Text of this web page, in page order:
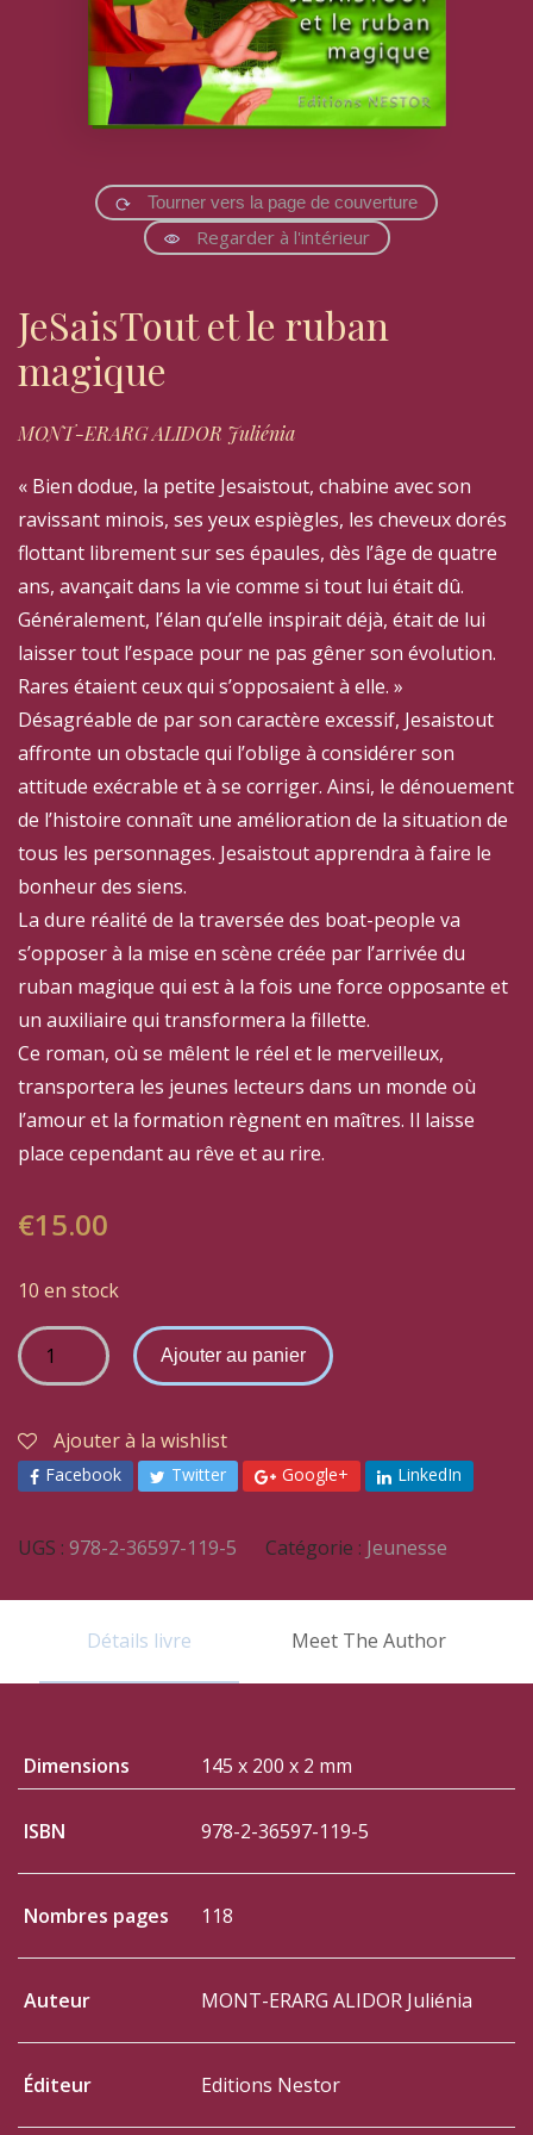
Tourner vers la page de couverture
Regarder à l'intérieur
JeSaisTout et le ruban
magique
MONT-ERARG ALIDOR Juliénia
« Bien dodue, la petite Jesaistout, chabine avec son
ravissant minois, ses yeux espiègles, les cheveux dorés
flottant librement sur ses épaules, dès l’âge de quatre
ans, avançait dans la vie comme si tout lui était dû.
Généralement, l’élan qu’elle inspirait déjà, était de lui
laisser tout l’espace pour ne pas gêner son évolution.
Rares étaient ceux qui s’opposaient à elle. »
Désagréable de par son caractère excessif, Jesaistout
affronte un obstacle qui l’oblige à considérer son
attitude exécrable et à se corriger. Ainsi, le dénouement
de l’histoire connaît une amélioration de la situation de
tous les personnages. Jesaistout apprendra à faire le
bonheur des siens.
La dure réalité de la traversée des boat-people va
s’opposer à la mise en scène créée par l’arrivée du
ruban magique qui est à la fois une force opposante et
un auxiliaire qui transformera la fillette.
Ce roman, où se mêlent le réel et le merveilleux,
transportera les jeunes lecteurs dans un monde où
l’amour et la formation règnent en maîtres. Il laisse
place cependant au rêve et au rire.
€15.00
10 en stock
Ajouter au panier
Ajouter à la wishlist
Facebook Twitter Google+ LinkedIn
UGS : 978-2-36597-119-5 Catégorie : Jeunesse
Détails livre Meet The Author
Dimensions 145 x 200 x 2 mm
ISBN 978-2-36597-119-5
Nombres pages 118
Auteur MONT-ERARG ALIDOR Juliénia
Éditeur Editions Nestor